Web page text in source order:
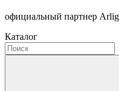
официальный партнер
Каталог